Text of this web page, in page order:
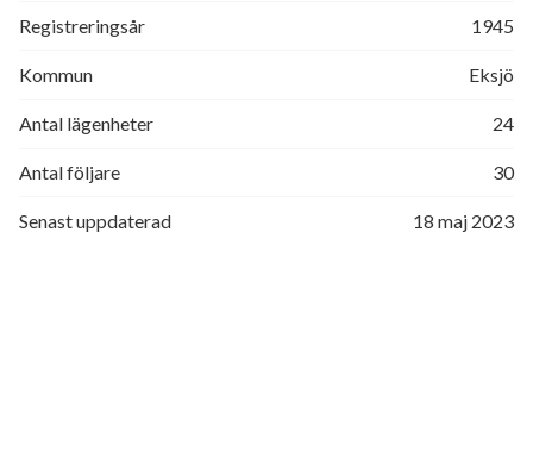
Registreringsår 1945
Kommun Eksjö
Antal lägenheter 24
Antal följare 30
Senast uppdaterad 18 maj 2023